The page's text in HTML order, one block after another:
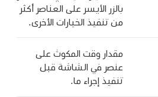
بالزر الأيسر على العناصر أكثر
من تنفيذ الخيارات الأخرى.
مقدار وقت المكوث على
عنصر في الشاشة قبل
تنفيذ إجراء ما.